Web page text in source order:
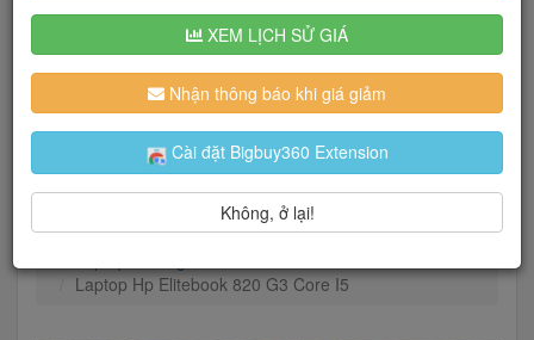
Tìm kiếm
Người dùng đang quan tâm đến 🔥...
Trang chủ Máy tính - Linh kiện
Laptop
Laptop Hp Elitebook 820 G3 Core I5
XEM LỊCH SỬ GIÁ
Nhận thông báo khi giá giảm
Cài đặt Bigbuy360 Extension
Không, ở lại!